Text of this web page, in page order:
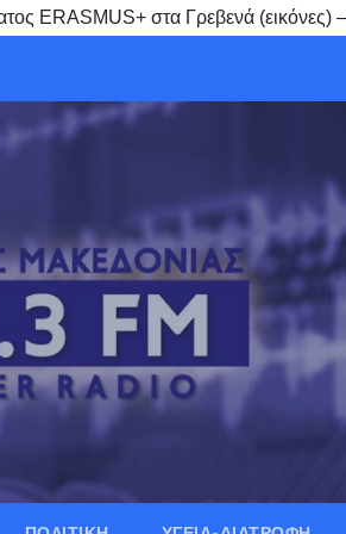
ERASMUS+ στα Γρεβενά (εικόνες)